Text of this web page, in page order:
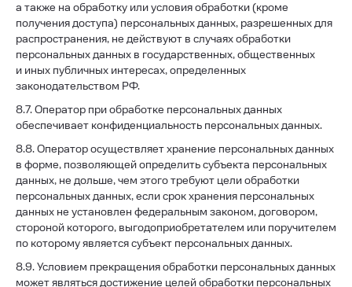
а также на обработку или условия обработки (кроме
получения доступа) персональных данных, разрешенных для
распространения, не действуют в случаях обработки
персональных данных в государственных, общественных
и иных публичных интересах, определенных
законодательством РФ.
8.7. Оператор при обработке персональных данных
обеспечивает конфиденциальность персональных данных.
8.8. Оператор осуществляет хранение персональных данных
в форме, позволяющей определить субъекта персональных
данных, не дольше, чем этого требуют цели обработки
персональных данных, если срок хранения персональных
данных не установлен федеральным законом, договором,
стороной которого, выгодоприобретателем или поручителем
по которому является субъект персональных данных.
8.9. Условием прекращения обработки персональных данных
может являться достижение целей обработки персональных